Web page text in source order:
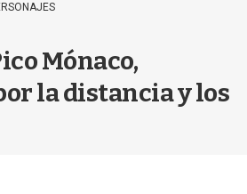
�
Mónaco,
la distancia y los